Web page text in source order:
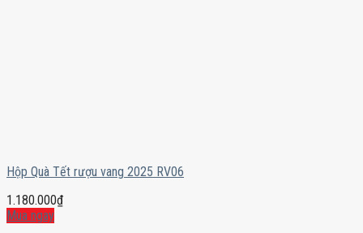
Hộp Quà Tết rượu vang 2025 RV06
1.180.000₫
Mua ngay